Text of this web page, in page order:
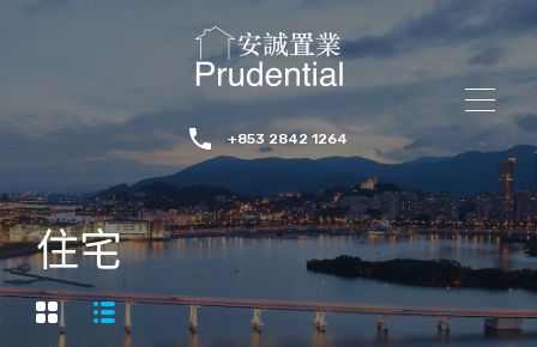
+853 2842 1264
住宅